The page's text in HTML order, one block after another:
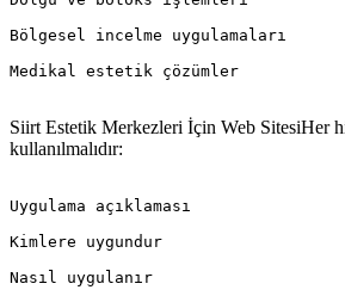
Bölgesel incelme uygulamaları
Medikal estetik çözümler
Siirt Estetik Merkezleri İçin Web SitesiHer
kullanılmalıdır:
Uygulama açıklaması
Kimlere uygundur
Nasıl uygulanır